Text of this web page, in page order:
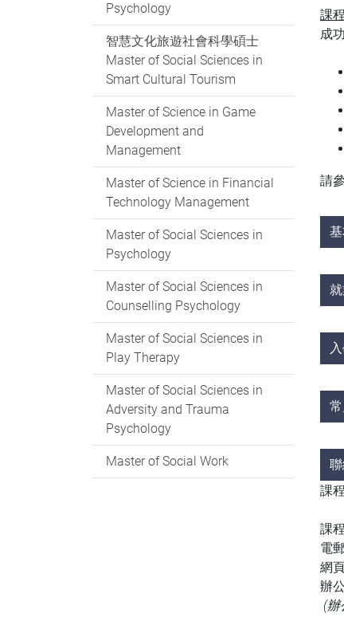
Psychology
智慧文化旅遊社會科學碩士
Master of Social Sciences in
Smart Cultural Tourism
Master of Science in Game
Development and
Management
Master of Science in Financial
Technology Management
Master of Social Sciences in
Psychology
Master of Social Sciences in
Counselling Psychology
Master of Social Sciences in
Play Therapy
Master of Social Sciences in
Adversity and Trauma
Psychology
Master of Social Work
課
成
請
課
課
電
網
辦
(辦